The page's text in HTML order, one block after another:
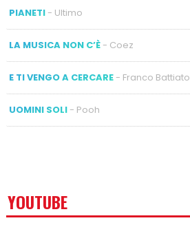
PIANETI- Ultimo
LA MUSICA NON C’È- Coez
E TI VENGO A CERCARE- Franco Battiato
UOMINI SOLI- Pooh
YOUTUBE